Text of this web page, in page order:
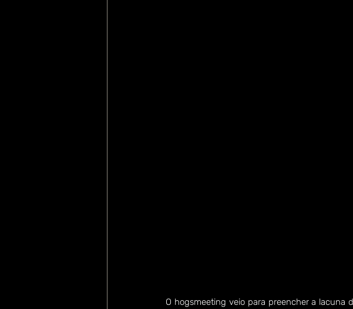
O hogsmeeting veio para preencher a lacuna